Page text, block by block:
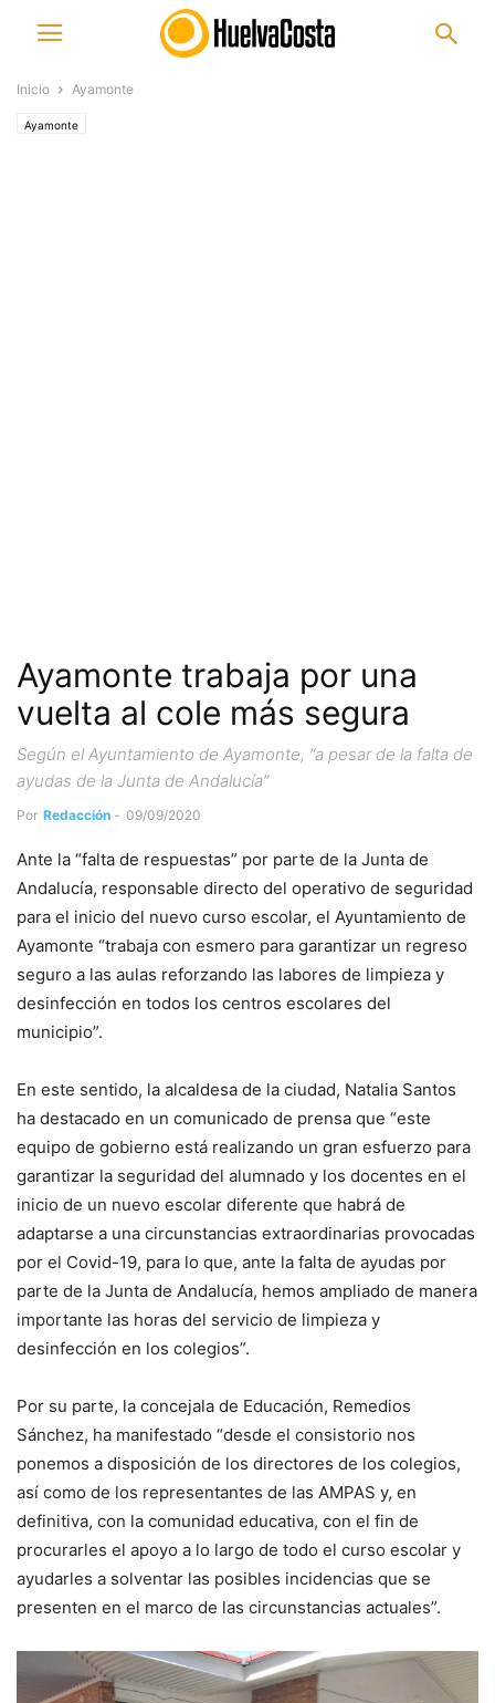
Inicio Ayamonte
Ayamonte
Ayamonte trabaja por una
vuelta al cole más segura
Según el Ayuntamiento de Ayamonte, “a pesar de la falta de
ayudas de la Junta de Andalucía”
Por Redacción - 09/09/2020
Ante la “falta de respuestas” por parte de la Junta de
Andalucía, responsable directo del operativo de seguridad
para el inicio del nuevo curso escolar, el Ayuntamiento de
Ayamonte “trabaja con esmero para garantizar un regreso
seguro a las aulas reforzando las labores de limpieza y
desinfección en todos los centros escolares del
municipio”.
En este sentido, la alcaldesa de la ciudad, Natalia Santos
ha destacado en un comunicado de prensa que “este
equipo de gobierno está realizando un gran esfuerzo para
garantizar la seguridad del alumnado y los docentes en el
inicio de un nuevo escolar diferente que habrá de
adaptarse a una circunstancias extraordinarias provocadas
por el Covid-19, para lo que, ante la falta de ayudas por
parte de la Junta de Andalucía, hemos ampliado de manera
importante las horas del servicio de limpieza y
desinfección en los colegios”.
Por su parte, la concejala de Educación, Remedios
Sánchez, ha manifestado “desde el consistorio nos
ponemos a disposición de los directores de los colegios,
así como de los representantes de las AMPAS y, en
definitiva, con la comunidad educativa, con el fin de
procurarles el apoyo a lo largo de todo el curso escolar y
ayudarles a solventar las posibles incidencias que se
presenten en el marco de las circunstancias actuales”.